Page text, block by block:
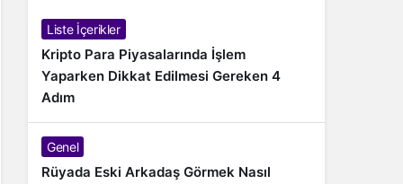
Liste İçerikler
Kripto Para Piyasalarında İşlem
Yaparken Dikkat Edilmesi Gereken 4
Adım
Genel
Rüyada Eski Arkadaş Görmek Nasıl